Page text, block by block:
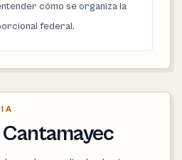
cómo se organiza la
federal.